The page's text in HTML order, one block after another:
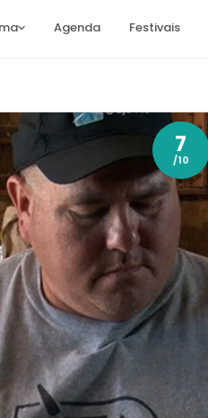
Agenda Festivais
7
/10